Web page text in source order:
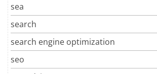
sea
search
search engine optimization
seo